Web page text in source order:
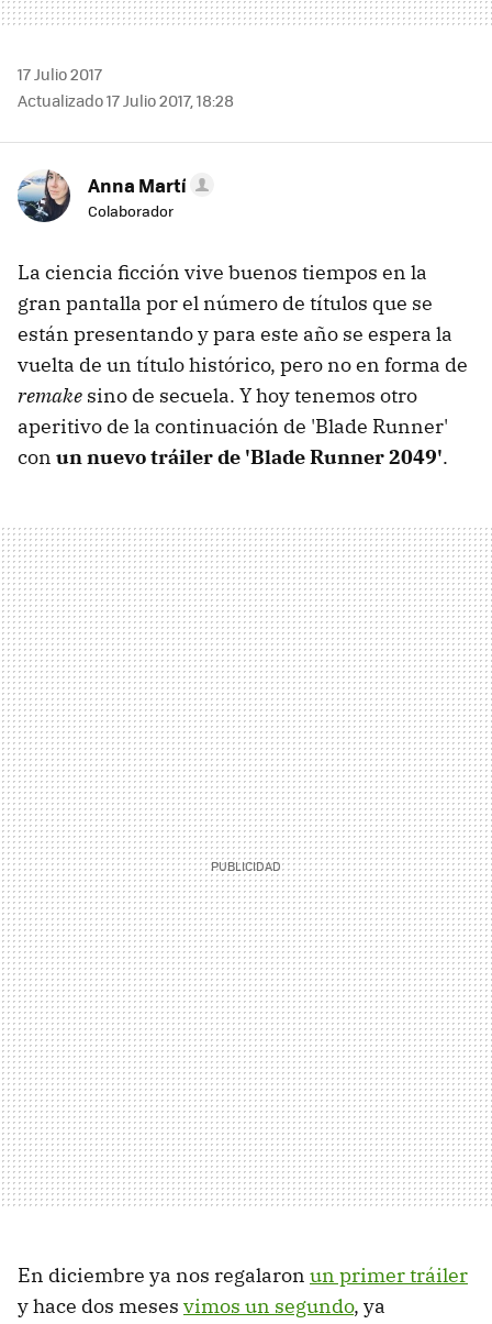
17 Julio 2017
Actualizado 17 Julio 2017, 18:28
Anna Martí
Colaborador
La ciencia ficción vive buenos tiempos en la
gran pantalla por el número de títulos que se
están presentando y para este año se espera la
vuelta de un título histórico, pero no en forma de
remake sino de secuela. Y hoy tenemos otro
aperitivo de la continuación de 'Blade Runner'
con un nuevo tráiler de 'Blade Runner 2049'.
En diciembre ya nos regalaron un primer tráiler
y hace dos meses vimos un segundo, ya